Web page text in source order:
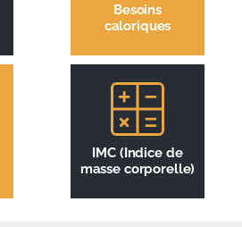
Besoins
caloriques
IMC (Indice de
masse corporelle)